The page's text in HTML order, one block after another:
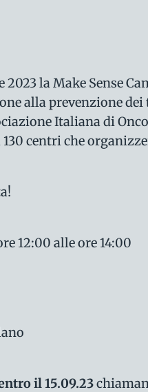
2023 la Make Sense
alla prevenzione
Italiana di
centri che
12:00 alle ore 14:00
il 15.09.23